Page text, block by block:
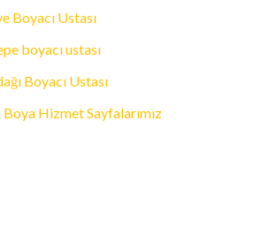
Boyacı Ustası
boyacı ustası
Boyacı Ustası
Hizmet Sayfalarımız